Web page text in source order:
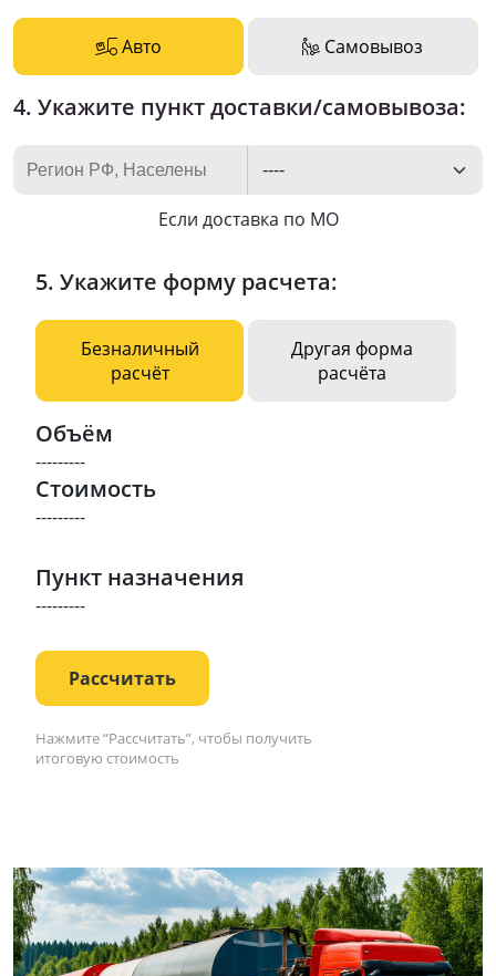
Авто Самовывоз
4. Укажите пункт доставки/самовывоза:
Если доставка по МО
5. Укажите форму расчета:
Безналичный
расчёт
Другая форма
расчёта
Объём
---------
Стоимость
---------
Пункт назначения
---------
Рассчитать
Нажмите “Рассчитать”, чтобы получить
итоговую стоимость